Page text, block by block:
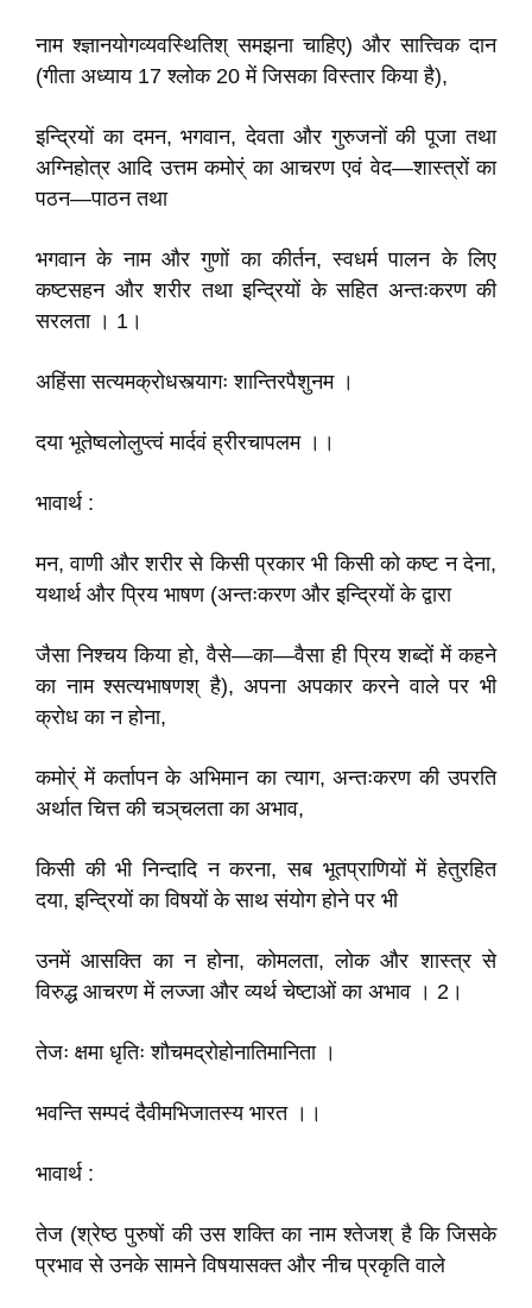
नाम श्ज्ञानयोगव्यवस्थितिश् समझना चाहिए) और सात्त्विक दान
(गीता अध्याय 17 श्लोक 20 में जिसका विस्तार किया है),
इन्द्रियों का दमन, भगवान, देवता और गुरुजनों की पूजा तथा
अग्निहोत्र आदि उत्तम कमोर्ं का आचरण एवं वेद—शास्त्रों का
पठन—पाठन तथा
भगवान के नाम और गुणों का कीर्तन, स्वधर्म पालन के लिए
कष्टसहन और शरीर तथा इन्द्रियों के सहित अन्तःकरण की
सरलता । 1।
अहिंसा सत्यमक्रोधस्त्यागः शान्तिरपैशुनम ।
दया भूतेष्वलोलुप्त्वं मार्दवं ह्रीरचापलम ।।
भावार्थ :
मन, वाणी और शरीर से किसी प्रकार भी किसी को कष्ट न देना,
यथार्थ और प्रिय भाषण (अन्तःकरण और इन्द्रियों के द्वारा
जैसा निश्चय किया हो, वैसे—का—वैसा ही प्रिय शब्दों में कहने
का नाम श्सत्यभाषणश् है), अपना अपकार करने वाले पर भी
क्रोध का न होना,
कमोर्ं में कर्तापन के अभिमान का त्याग, अन्तःकरण की उपरति
अर्थात चित्त की चञ्‌चलता का अभाव,
किसी की भी निन्दादि न करना, सब भूतप्राणियों में हेतुरहित
दया, इन्द्रियों का विषयों के साथ संयोग होने पर भी
उनमें आसक्ति का न होना, कोमलता, लोक और शास्त्र से
विरुद्ध आचरण में लज्जा और व्यर्थ चेष्टाओं का अभाव । 2।
तेजः क्षमा धृतिः शौचमद्रोहोनातिमानिता ।
भवन्ति सम्पदं दैवीमभिजातस्य भारत ।।
भावार्थ :
तेज (श्रेष्ठ पुरुषों की उस शक्ति का नाम श्तेजश् है कि जिसके
प्रभाव से उनके सामने विषयासक्त और नीच प्रकृति वाले